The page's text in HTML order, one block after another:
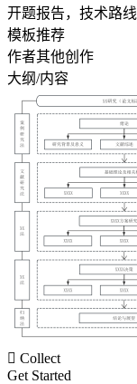
开题报告，技术路线
模板推荐
作者其他创作
大纲/内容
 Collect
Get Started